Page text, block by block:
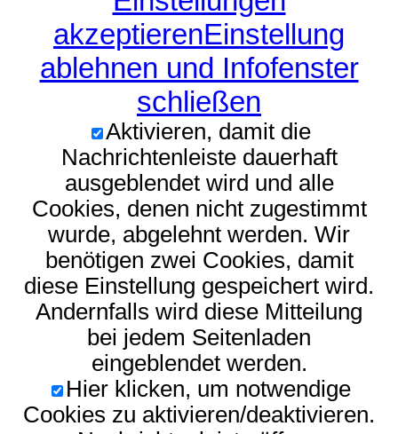
akzeptierenEinstellung
ablehnen und Infofenster
schließen
Aktivieren, damit die
Nachrichtenleiste dauerhaft
ausgeblendet wird und alle
Cookies, denen nicht zugestimmt
wurde, abgelehnt werden. Wir
benötigen zwei Cookies, damit
diese Einstellung gespeichert wird.
Andernfalls wird diese Mitteilung
bei jedem Seitenladen
eingeblendet werden.
Hier klicken, um notwendige
Cookies zu aktivieren/deaktivieren.